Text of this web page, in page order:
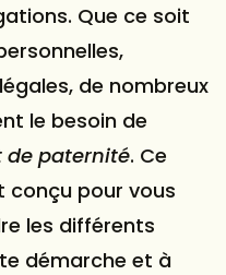
Que ce soit
de nombreux
le besoin de
de paternité. Ce
conçu pour vous
les différents
démarche et à